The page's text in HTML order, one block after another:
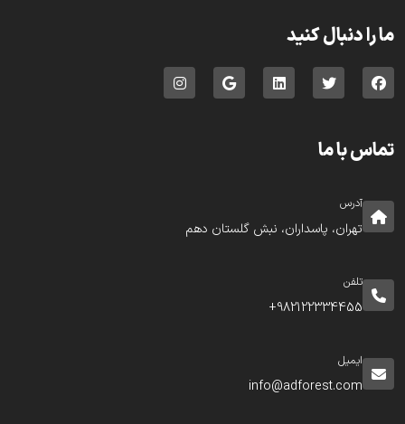
ما را دنبال کنید
تماس با ما
آدرس
تهران، پاسداران، نبش گلستان دهم
تلفن
982122334455+
ایمیل
info@adforest.com